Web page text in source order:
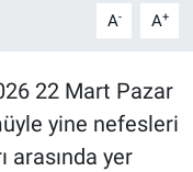
A- A+
22 Mart Pazar
yine nefesleri
arasında yer